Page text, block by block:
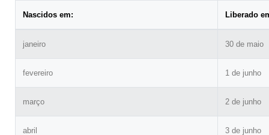
Nascidos em: Liberado
janeiro 30 de maio
fevereiro 1 de junho
março 2 de junho
abril 3 de junho